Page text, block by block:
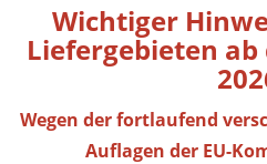
Wichtiger
Liefergebieten
Wegen der fortlaufend
Auflagen der EU-